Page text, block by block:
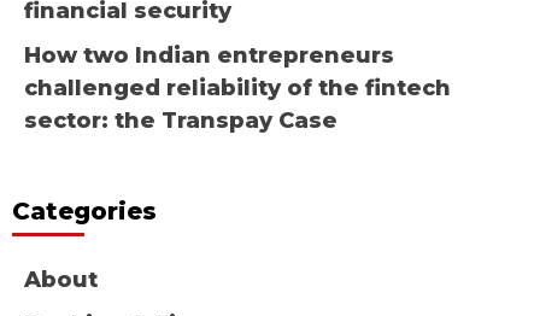
financial security
How two Indian entrepreneurs
challenged reliability of the fintech
sector: the Transpay Case
Categories
About